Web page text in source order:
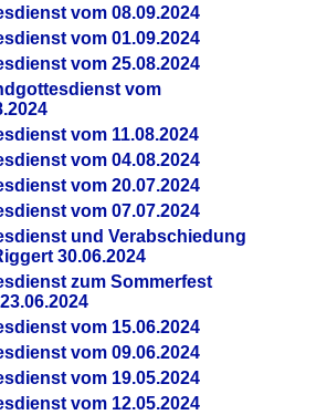
vom 08.09.2024
vom 01.09.2024
vom 25.08.2024
vom
vom 11.08.2024
vom 04.08.2024
vom 20.07.2024
vom 07.07.2024
und Verabschiedung
30.06.2024
zum Sommerfest
vom 15.06.2024
vom 09.06.2024
vom 19.05.2024
vom 12.05.2024